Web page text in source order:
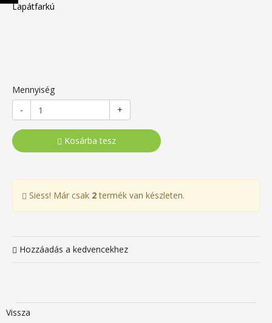
Lapátfarkú
Mennyiség
-
+
Kosárba tesz
Siess! Már csak 2termék van készleten.
Hozzáadás a kedvencekhez
Vissza